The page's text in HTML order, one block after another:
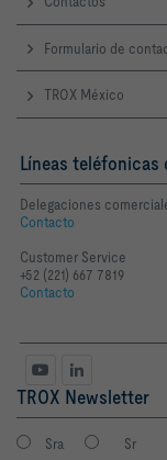
Formulario de
TROX México
Líneas teléfonicas
Delegaciones
Contacto
Customer Service
+52 (221) 667 7819
Contacto
TROX Newsletter
Sra Sr